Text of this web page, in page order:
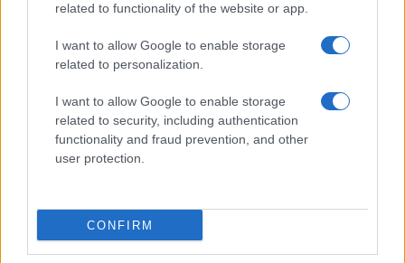
related to functionality of the website or app.
I want to allow Google to enable storage
related to personalization.
I want to allow Google to enable storage
related to security, including authentication
functionality and fraud prevention, and other
user protection.
CONFIRM